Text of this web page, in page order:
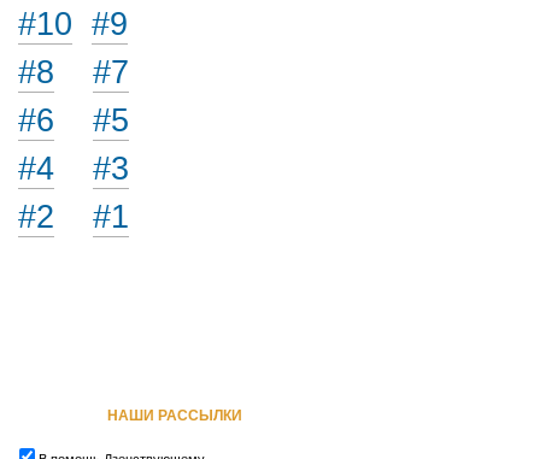
#10 #9
#8
#7
#6
#5
#4
#3
#2
#1
НАШИ РАССЫЛКИ